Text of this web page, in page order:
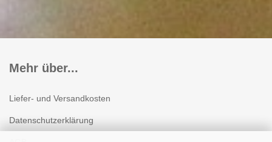
Mehr über...
Liefer- und Versandkosten
Datenschutzerklärung